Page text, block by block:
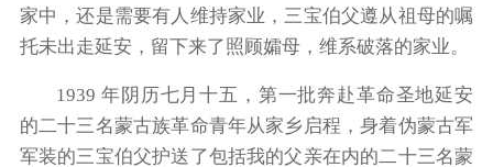
家中，还是需要有人维持家业，三宝伯父遵从祖母的嘱
托未出走延安，留下来了照顾孀母，维系破落的家业。
1939 年阴历七月十五，第一批奔赴革命圣地延安
的二十三名蒙古族革命青年从家乡启程，身着伪蒙古军
军装的三宝伯父护送了包括我的父亲在内的二十三名蒙